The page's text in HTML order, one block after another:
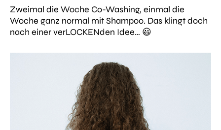
Zweimal die Woche Co-Washing, einmal die
Woche ganz normal mit Shampoo. Das klingt doch
nach einer verLOCKENden Idee… 😃